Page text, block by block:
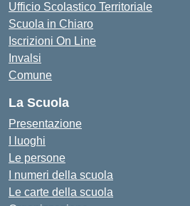
Ufficio Scolastico Territoriale
Scuola in Chiaro
Iscrizioni On Line
Invalsi
Comune
La Scuola
Presentazione
I luoghi
Le persone
I numeri della scuola
Le carte della scuola